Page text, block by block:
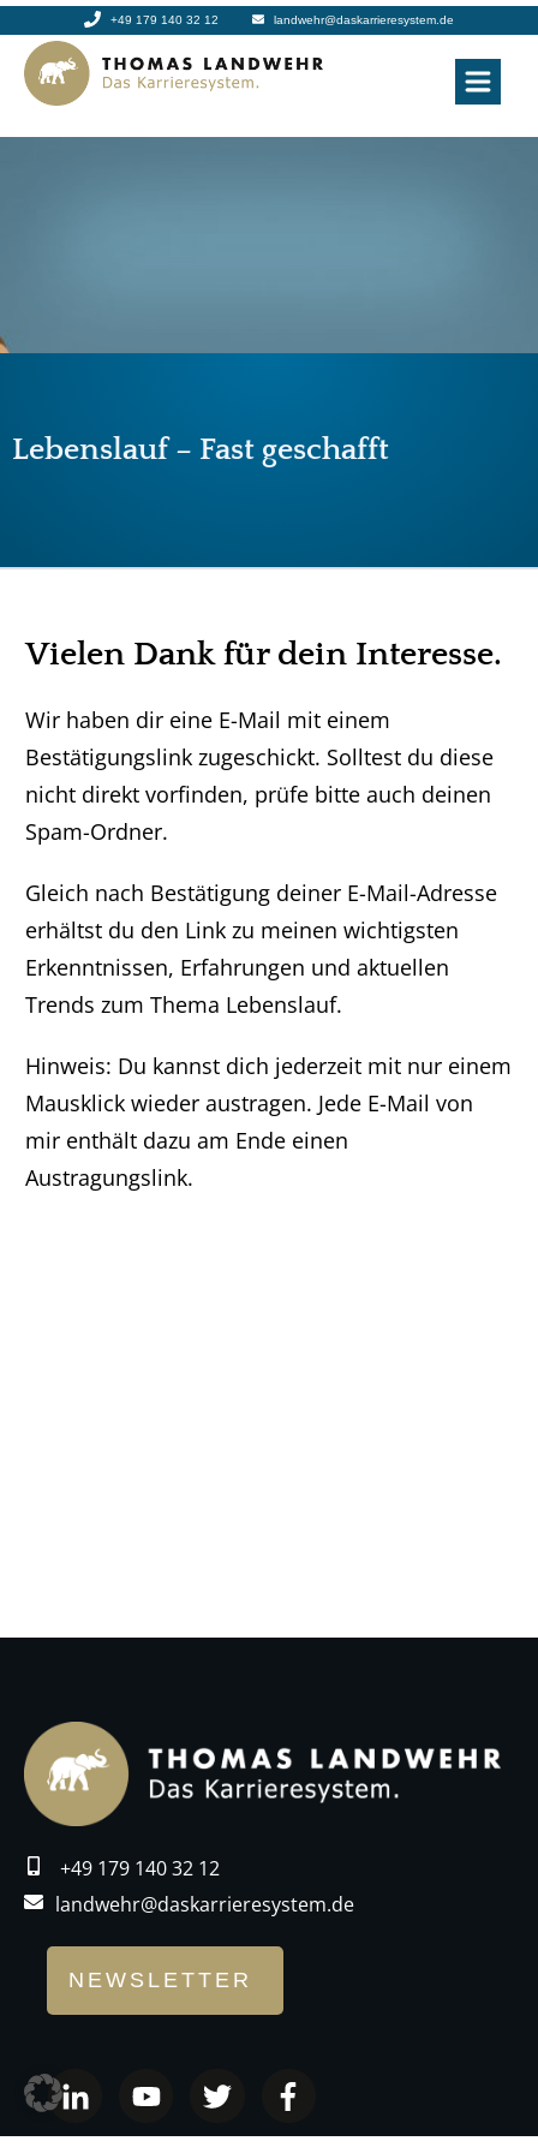
+49 179 140 32 12 landwehr@daskarrieresystem.de
Lebenslauf – Fast geschafft
Vielen Dank für dein Interesse.
Wir haben dir eine E-Mail mit einem
Bestätigungslink zugeschickt. Solltest du diese
nicht direkt vorfinden, prüfe bitte auch deinen
Spam-Ordner.
Gleich nach Bestätigung deiner E-Mail-Adresse
erhältst du den Link zu meinen wichtigsten
Erkenntnissen, Erfahrungen und aktuellen
Trends zum Thema Lebenslauf.
Hinweis: Du kannst dich jederzeit mit nur einem
Mausklick wieder austragen. Jede E-Mail von
mir enthält dazu am Ende einen
Austragungslink.
+49 179 140 32 12
landwehr@daskarrieresystem.de
NEWSLETTER